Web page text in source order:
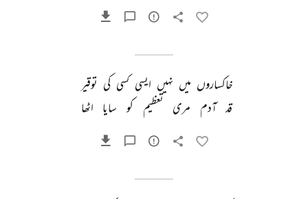
خاکساروں میں نہیں ایسی کسی کی توقیر
قد آدم مری تعظیم کو سایا اٹھا